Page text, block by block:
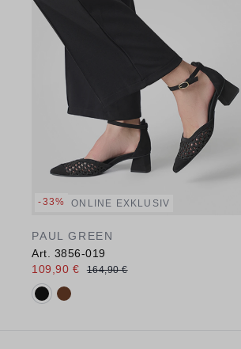
-33% ONLINE EXKLUSIV
PAUL GREEN
Art. 3856-019
109,90 €
164,90 €
Verfügbare Farbvarianten: